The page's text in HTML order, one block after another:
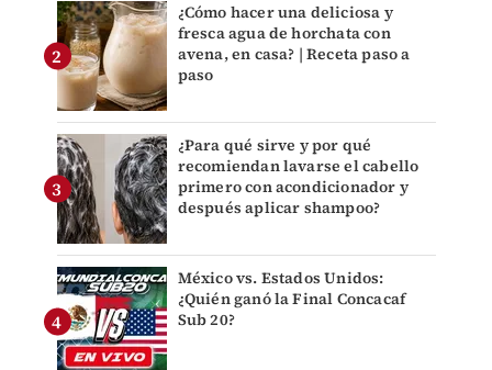
¿Cómo hacer una deliciosa y
fresca agua de horchata con
avena, en casa? | Receta paso a
paso
¿Para qué sirve y por qué
recomiendan lavarse el cabello
primero con acondicionador y
después aplicar shampoo?
México vs. Estados Unidos:
¿Quién ganó la Final Concacaf
Sub 20?